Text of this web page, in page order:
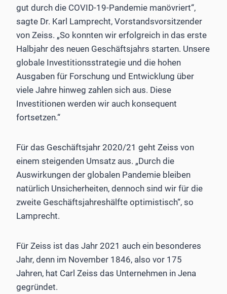
gut durch die COVID-19-Pandemie manövriert“,
sagte Dr. Karl Lamprecht, Vorstandsvorsitzender
von Zeiss. „So konnten wir erfolgreich in das erste
Halbjahr des neuen Geschäftsjahrs starten. Unsere
globale Investitionsstrategie und die hohen
Ausgaben für Forschung und Entwicklung über
viele Jahre hinweg zahlen sich aus. Diese
Investitionen werden wir auch konsequent
fortsetzen.“
Für das Geschäftsjahr 2020/21 geht Zeiss von
einem steigenden Umsatz aus. „Durch die
Auswirkungen der globalen Pandemie bleiben
natürlich Unsicherheiten, dennoch sind wir für die
zweite Geschäftsjahreshälfte optimistisch“, so
Lamprecht.
Für Zeiss ist das Jahr 2021 auch ein besonderes
Jahr, denn im November 1846, also vor 175
Jahren, hat Carl Zeiss das Unternehmen in Jena
gegründet.